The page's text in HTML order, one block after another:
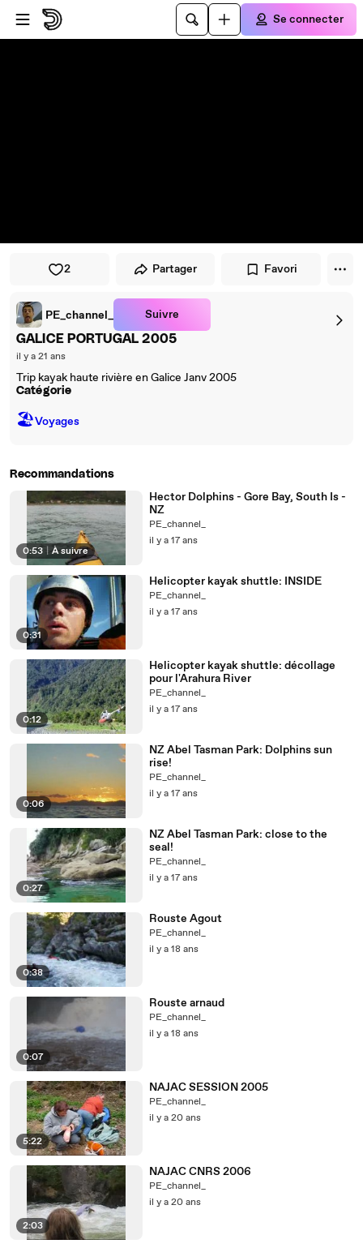
Passer au player
Passer au contenu principal
Se connecter
2 Partager Favori
PE_channel_ Suivre
GALICE PORTUGAL 2005
il y a 21 ans
Trip kayak haute rivière en Galice Janv 2005
Catégorie
🏖Voyages
Recommandations
0:53 | À suivre
Hector Dolphins - Gore Bay, South Is -
NZ
PE_channel_
il y a 17 ans
0:31
Helicopter kayak shuttle: INSIDE
PE_channel_
il y a 17 ans
0:12
Helicopter kayak shuttle: décollage
pour l'Arahura River
PE_channel_
il y a 17 ans
0:06
NZ Abel Tasman Park: Dolphins sun
rise!
PE_channel_
il y a 17 ans
0:27
NZ Abel Tasman Park: close to the
seal!
PE_channel_
il y a 17 ans
0:38
Rouste Agout
PE_channel_
il y a 18 ans
0:07
Rouste arnaud
PE_channel_
il y a 18 ans
5:22
NAJAC SESSION 2005
PE_channel_
il y a 20 ans
2:03
NAJAC CNRS 2006
PE_channel_
il y a 20 ans